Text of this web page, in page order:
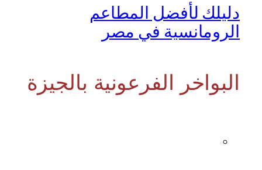
دليلك لأفضل المطاعم
الرومانسية في مصر
البواخر الفرعونية بالجيزة